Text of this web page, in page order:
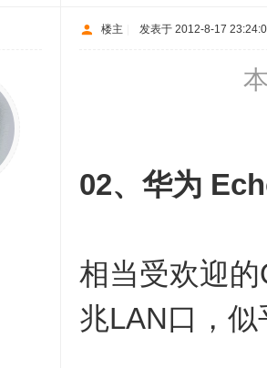
楼主 发表于 2012-8-17
02、华为
相当受欢迎
兆LAN口，